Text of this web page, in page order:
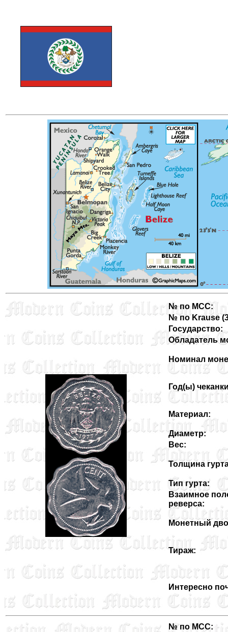
№ по MCC:
№ по Krause
Государство:
Обладатель
Номинал
Год(ы)
Материал:
Диаметр:
Вес:
Толщина
Тип гурта:
Взаимное
реверса:
Монетный
Тираж:
Интересно
№ по MCC: